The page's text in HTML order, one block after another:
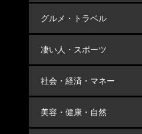
グルメ・トラベル
凄い人・スポーツ
社会・経済・マネー
美容・健康・自然